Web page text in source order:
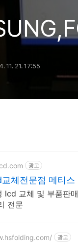
11. 21. 17:55
광고
체전문점 메티스
lcd 교체 및 부품판
전문
광고